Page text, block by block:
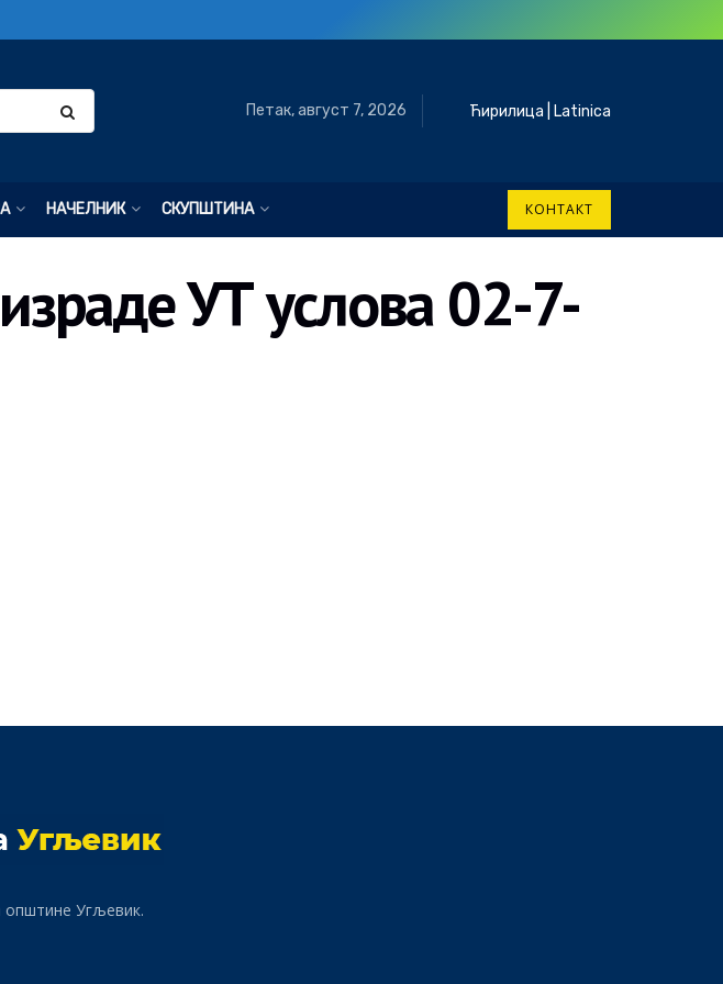
Петак, август 7, 2026 Ћирилица Latinica
НАЧЕЛНИК СКУПШТИНА КОНТАКТ
УТ услова 02-7-
општине Угљевик.